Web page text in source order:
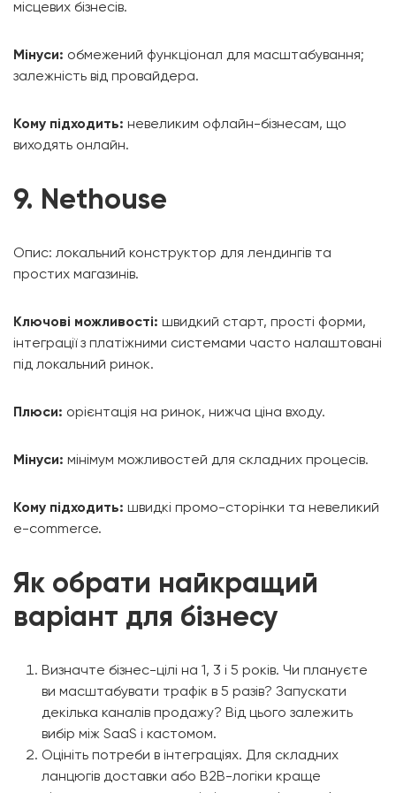
місцевих бізнесів.
Мінуси: обмежений функціонал для масштабування;
залежність від провайдера.
Кому підходить: невеликим офлайн-бізнесам, що
виходять онлайн.
9. Nethouse
Опис: локальний конструктор для лендингів та
простих магазинів.
Ключові можливості: швидкий старт, прості форми,
інтеграції з платіжними системами часто налаштовані
під локальний ринок.
Плюси: орієнтація на ринок, нижча ціна входу.
Мінуси: мінімум можливостей для складних процесів.
Кому підходить: швидкі промо-сторінки та невеликий
e-commerce.
Як обрати найкращий
варіант для бізнесу
Визначте бізнес-цілі на 1, 3 і 5 років. Чи плануєте
ви масштабувати трафік в 5 разів? Запускати
декілька каналів продажу? Від цього залежить
вибір між SaaS і кастомом.
Оцініть потреби в інтеграціях. Для складних
ланцюгів доставки або B2B-логіки краще